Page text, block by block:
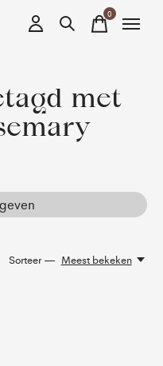
0items
met
Sorteer — Meest bekeken